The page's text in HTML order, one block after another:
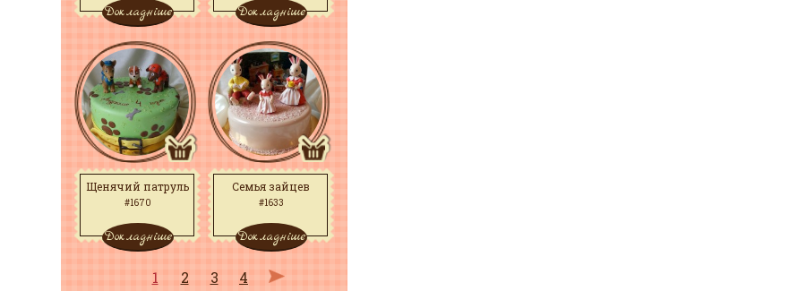
Докладніше Докладніше
Щенячий патруль
#1670
Докладніше
Семья зайцев
#1633
Докладніше
1 2 3 4